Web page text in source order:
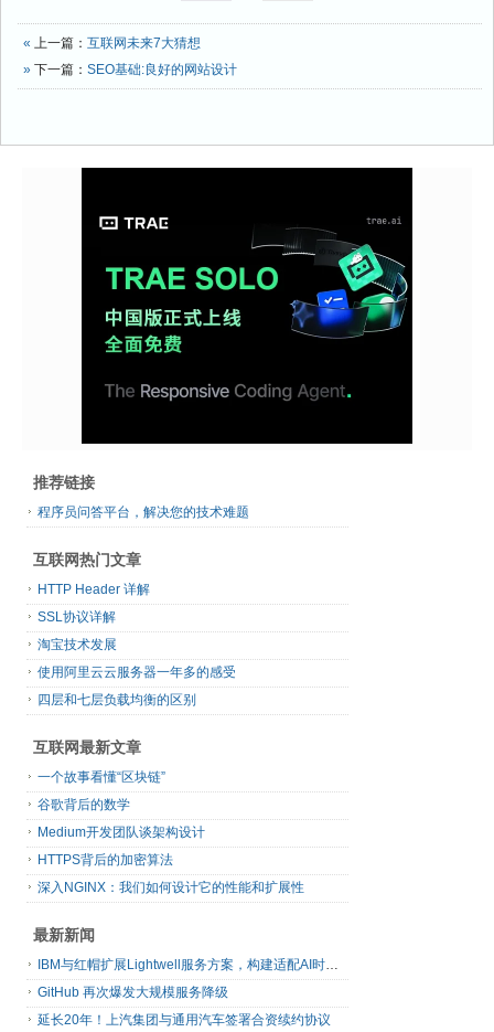
« 上一篇： 互联网未来7大猜想
» 下一篇： SEO基础:良好的网站设计
推荐链接
程序员问答平台，解决您的技术难题
互联网热门文章
HTTP Header 详解
SSL协议详解
淘宝技术发展
使用阿里云云服务器一年多的感受
四层和七层负载均衡的区别
互联网最新文章
一个故事看懂“区块链”
谷歌背后的数学
Medium开发团队谈架构设计
HTTPS背后的加密算法
深入NGINX：我们如何设计它的性能和扩展性
最新新闻
IBM与红帽扩展Lightwell服务方案，构建适配AI时代开源生态的可信基础设施
GitHub 再次爆发大规模服务降级
延长20年！上汽集团与通用汽车签署合资续约协议